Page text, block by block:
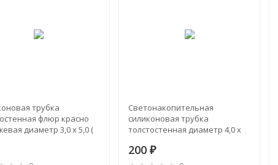
трубка
флюр красно
диаметр 3,0 х 5,0 (
Светонакопительная
силиконовая трубка
толстостенная диаметр 4,0 х
200 ₽